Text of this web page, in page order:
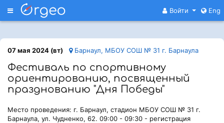
Меню Войти Eng
07 мая 2024 (вт) Барнаул, МБОУ СОШ № 31 г. Барнаула
Фестиваль по спортивному
ориентированию, посвященный
празднованию "Дня Победы"
Место проведения: г. Барнаул, стадион МБОУ СОШ № 31 г.
Барнаула, ул. Чудненко, 62. 09:00 - 09:30 - регистрация